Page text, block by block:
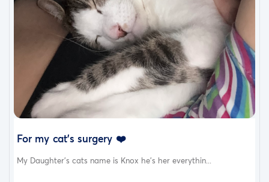
For my cat's surgery ❤️
My Daughter’s cats name is Knox he’s her everythin...